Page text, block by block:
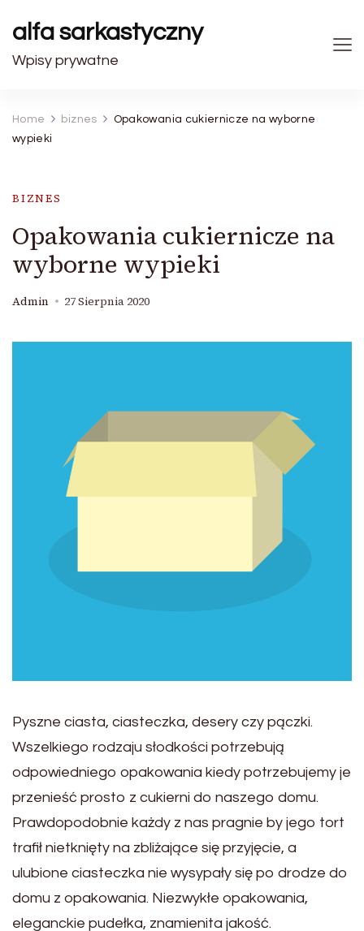
alfa sarkastyczny
Wpisy prywatne
Home biznes
Opakowania cukiernicze na wyborne
wypieki
BIZNES
Opakowania cukiernicze na
wyborne wypieki
Admin 27 Sierpnia 2020
Pyszne ciasta, ciasteczka, desery czy pączki.
Wszelkiego rodzaju słodkości potrzebują
odpowiedniego opakowania kiedy potrzebujemy je
przenieść prosto z cukierni do naszego domu.
Prawdopodobnie każdy z nas pragnie by jego tort
trafił nietknięty na zbliżające się przyjęcie, a
ulubione ciasteczka nie wysypały się po drodze do
domu z opakowania. Niezwykłe opakowania,
eleganckie pudełka, znamienita jakość.